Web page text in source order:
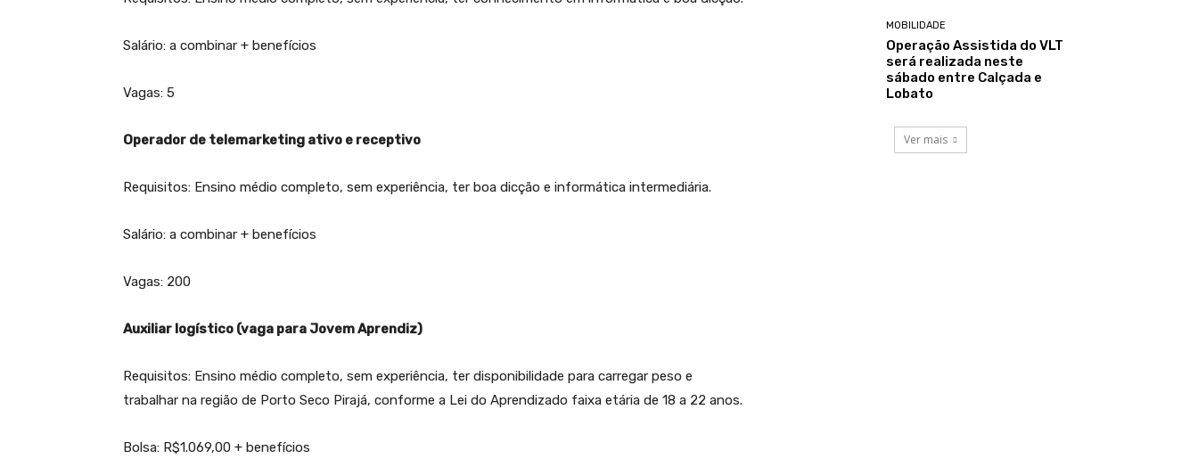
Salário: a combinar + benefícios
Vagas: 5
Operador de telemarketing ativo e receptivo
Requisitos: Ensino médio completo, sem experiência, ter boa dicção e informática intermediária.
Salário: a combinar + benefícios
Vagas: 200
Auxiliar logístico (vaga para Jovem Aprendiz)
Requisitos: Ensino médio completo, sem experiência, ter disponibilidade para carregar peso e
trabalhar na região de Porto Seco Pirajá, conforme a Lei do Aprendizado faixa etária de 18 a 22 anos.
Bolsa: R$1.069,00 + benefícios
MOBILIDADE
Operação Assistida do VLT
será realizada neste
sábado entre Calçada e
Lobato
Ver mais